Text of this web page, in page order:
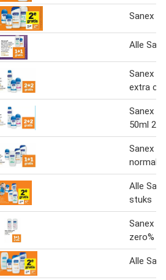
Sanex
Alle
Sanex
extra
Sanex
50ml
Sanex
normale
Alle
stuks
Sanex
zero%
Alle